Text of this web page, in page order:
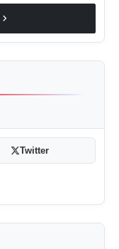
chevron_right
Twitter